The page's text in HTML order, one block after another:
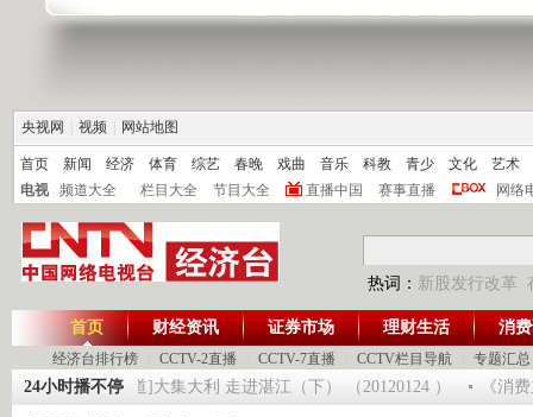
央视网 视频 网站地图
首页 新闻 经济 体育 综艺 春晚 戏曲 音乐 科教 青少 文化
艺术
电视
频道大全 栏目大全 节目大全 直播中国 赛事直播 网络
热词： 新股发行改革
首页
经济台排行榜 CCTV-2直播 CCTV-7直播 CCTV栏目导航 专题汇总
财经资讯 证券市场 理财生活 消
24小时播不停
[生财有道]大集大利 走进湛江（下） （20120124 ） 《消费